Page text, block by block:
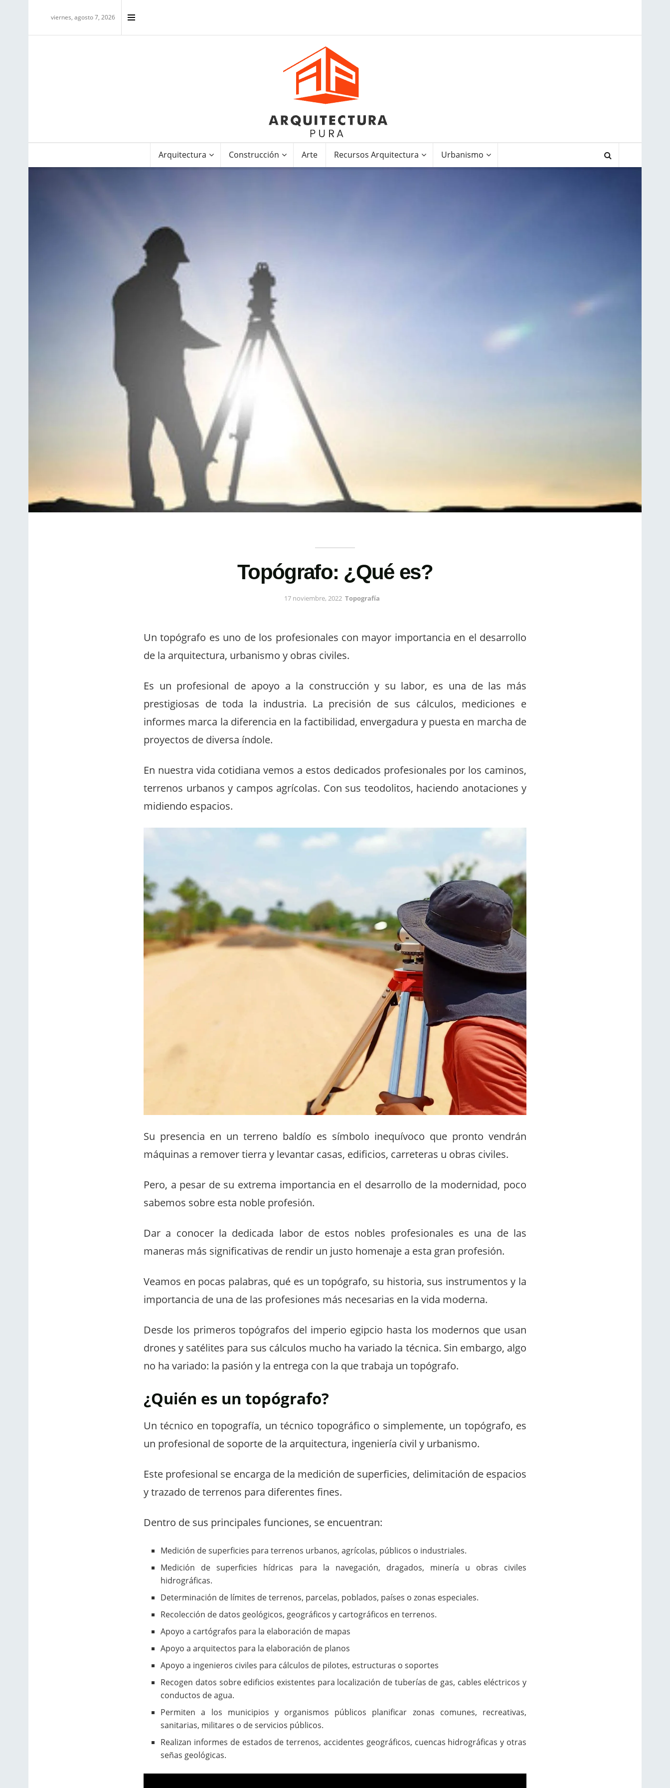
viernes, agosto 7, 2026
Arquitectura Construcción Arte Recursos Arquitectura Urbanismo
Topógrafo: ¿Qué es?
17 noviembre, 2022 Topografía
Un topógrafo es uno de los profesionales con mayor importancia en el desarrollo
de la arquitectura, urbanismo y obras civiles.
Es un profesional de apoyo a la construcción y su labor, es una de las más
prestigiosas de toda la industria. La precisión de sus cálculos, mediciones e
informes marca la diferencia en la factibilidad, envergadura y puesta en marcha de
proyectos de diversa índole.
En nuestra vida cotidiana vemos a estos dedicados profesionales por los caminos,
terrenos urbanos y campos agrícolas. Con sus teodolitos, haciendo anotaciones y
midiendo espacios.
Su presencia en un terreno baldío es símbolo inequívoco que pronto vendrán
máquinas a remover tierra y levantar casas, edificios, carreteras u obras civiles.
Pero, a pesar de su extrema importancia en el desarrollo de la modernidad, poco
sabemos sobre esta noble profesión.
Dar a conocer la dedicada labor de estos nobles profesionales es una de las
maneras más significativas de rendir un justo homenaje a esta gran profesión.
Veamos en pocas palabras, qué es un topógrafo, su historia, sus instrumentos y la
importancia de una de las profesiones más necesarias en la vida moderna.
Desde los primeros topógrafos del imperio egipcio hasta los modernos que usan
drones y satélites para sus cálculos mucho ha variado la técnica. Sin embargo, algo
no ha variado: la pasión y la entrega con la que trabaja un topógrafo.
¿Quién es un topógrafo?
Un técnico en topografía, un técnico topográfico o simplemente, un topógrafo, es
un profesional de soporte de la arquitectura, ingeniería civil y urbanismo.
Este profesional se encarga de la medición de superficies, delimitación de espacios
y trazado de terrenos para diferentes fines.
Dentro de sus principales funciones, se encuentran:
Medición de superficies para terrenos urbanos, agrícolas, públicos o industriales.
Medición de superficies hídricas para la navegación, dragados, minería u obras civiles
hidrográficas.
Determinación de límites de terrenos, parcelas, poblados, países o zonas especiales.
Recolección de datos geológicos, geográficos y cartográficos en terrenos.
Apoyo a cartógrafos para la elaboración de mapas
Apoyo a arquitectos para la elaboración de planos
Apoyo a ingenieros civiles para cálculos de pilotes, estructuras o soportes
Recogen datos sobre edificios existentes para localización de tuberías de gas, cables eléctricos y
conductos de agua.
Permiten a los municipios y organismos públicos planificar zonas comunes, recreativas,
sanitarias, militares o de servicios públicos.
Realizan informes de estados de terrenos, accidentes geográficos, cuencas hidrográficas y otras
señas geológicas.